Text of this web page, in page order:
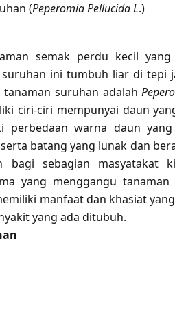
(Peperomia Pellucida L.)
semak perdu kecil
ini tumbuh liar di tepi
tanaman suruhan adalah
ciri-ciri mempunyai daun
perbedaan warna daun
batang yang lunak dan
bagi sebagian masyatakat
yang menggangu tanaman
manfaat dan khasiat
yang ada ditubuh.